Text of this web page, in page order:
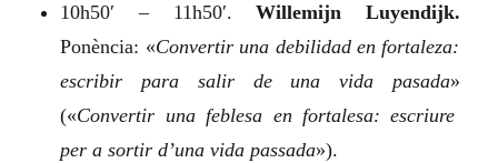
10h50′ – 11h50′.Willemijn Luyendijk.
Ponència: «Convertir una debilidad en fortaleza:
escribir para salir de una vida pasada»
(«Convertir una feblesa en fortalesa: escriure
per a sortir d’una vida passada»).